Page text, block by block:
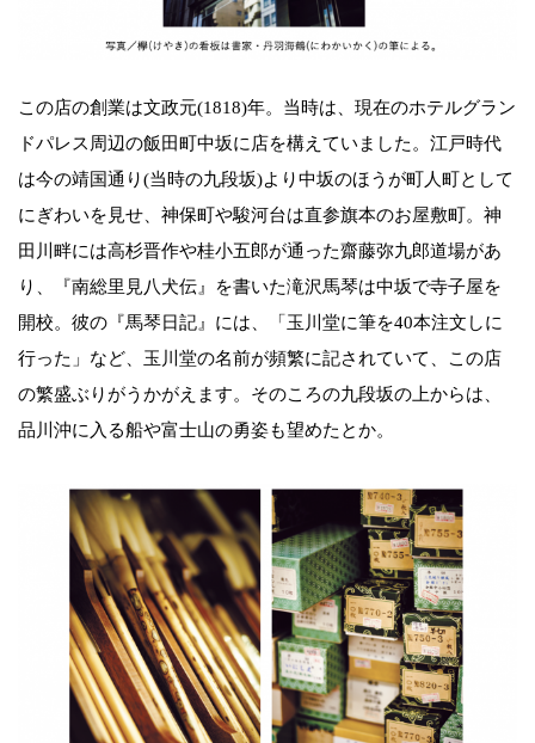
この店の創業は文政元(1818)年。当時は、現在のホテルグラン
ドパレス周辺の飯田町中坂に店を構えていました。江戸時代
は今の靖国通り(当時の九段坂)より中坂のほうが町人町として
にぎわいを見せ、神保町や駿河台は直参旗本のお屋敷町。神
田川畔には高杉晋作や桂小五郎が通った齋藤弥九郎道場があ
り、『南総里見八犬伝』を書いた滝沢馬琴は中坂で寺子屋を
開校。彼の『馬琴日記』には、「玉川堂に筆を40本注文しに
行った」など、玉川堂の名前が頻繁に記されていて、この店
の繁盛ぶりがうかがえます。そのころの九段坂の上からは、
品川沖に入る船や富士山の勇姿も望めたとか。